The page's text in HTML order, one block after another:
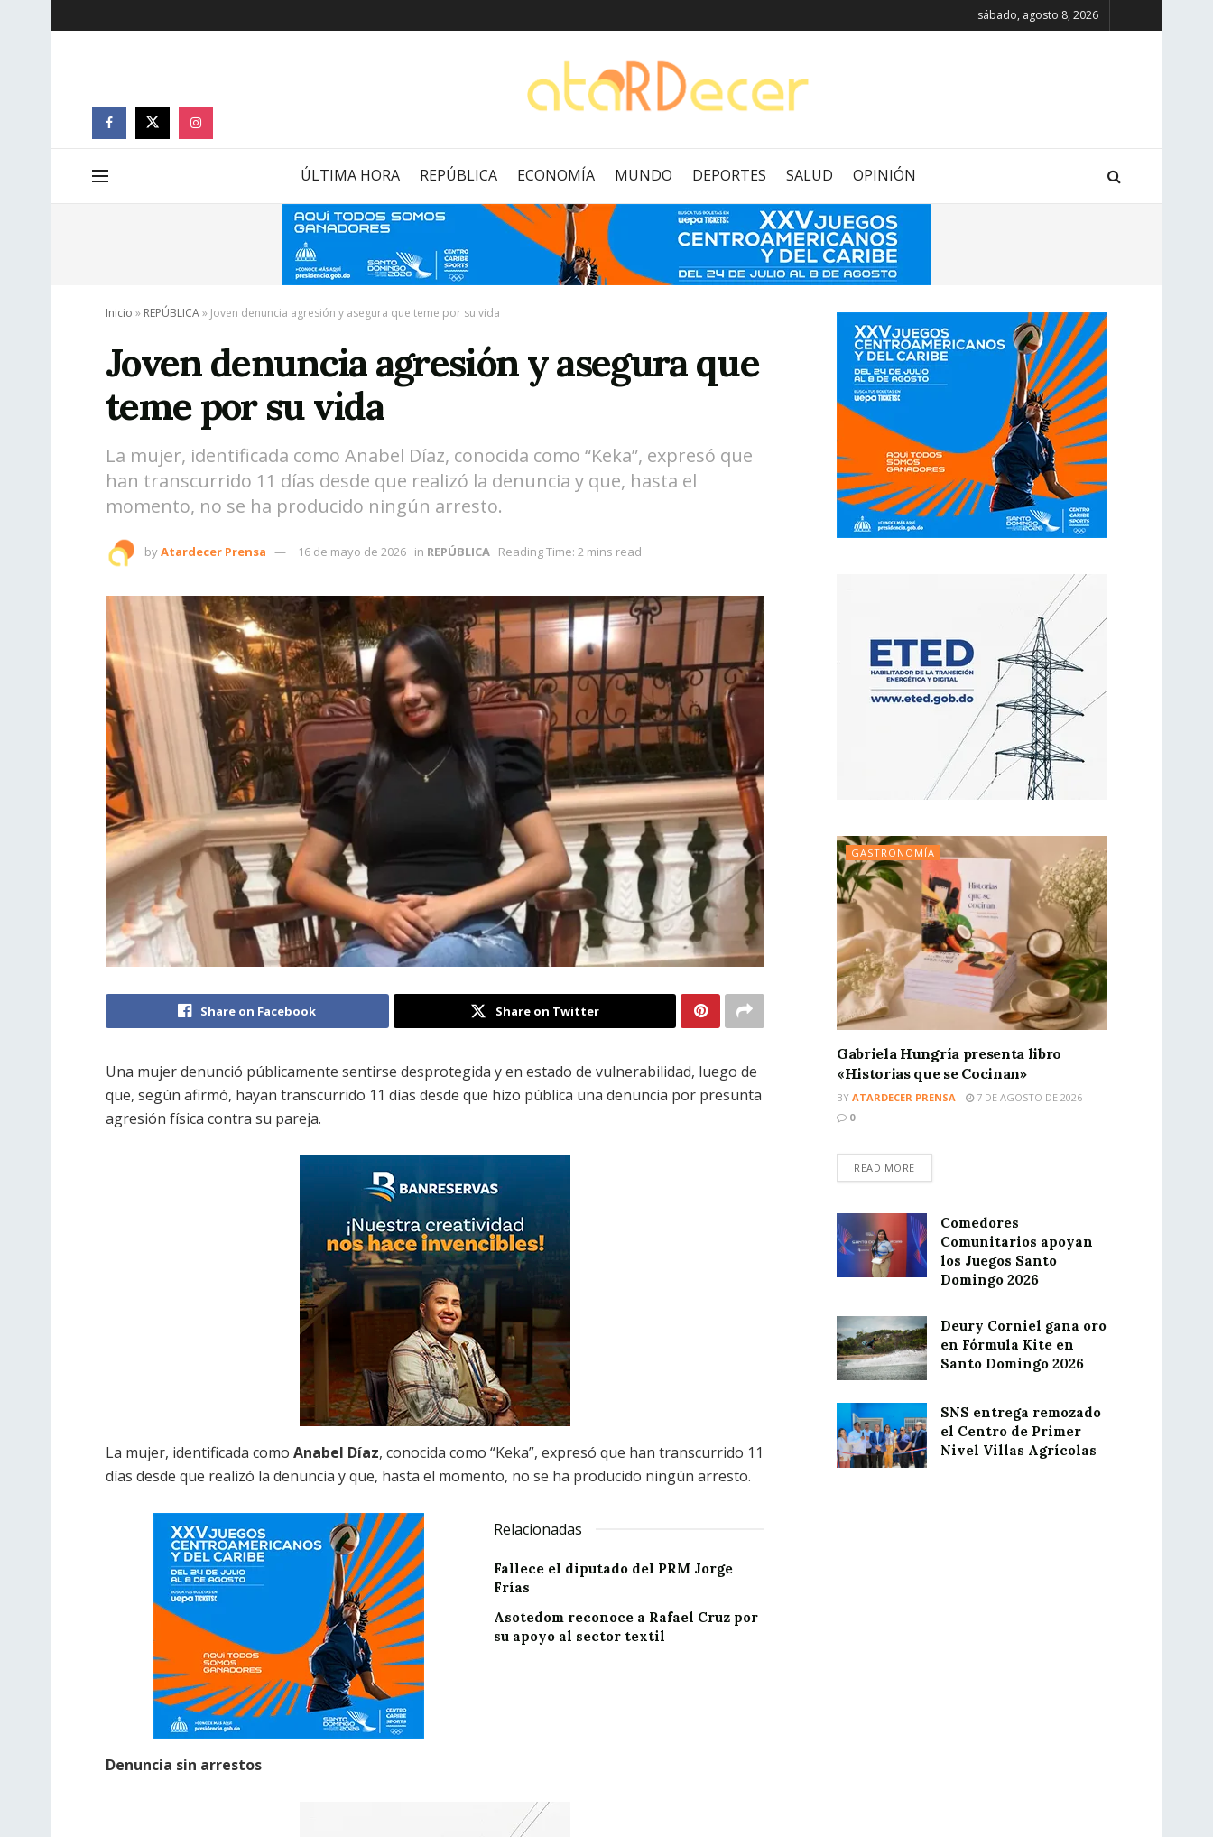
sábado, agosto 8, 2026
ÚLTIMA HORA REPÚBLICA ECONOMÍA MUNDO DEPORTES SALUD OPINIÓN
Inicio » REPÚBLICA» Joven denuncia agresión y asegura que teme por su vida
Joven denuncia agresión y asegura que
teme por su vida
La mujer, identificada como Anabel Díaz, conocida como “Keka”, expresó que
han transcurrido 11 días desde que realizó la denuncia y que, hasta el
momento, no se ha producido ningún arresto.
byAtardecer Prensa 16 de mayo de 2026 in REPÚBLICA Reading Time: 2 mins read
Share on Facebook Share on Twitter
Una mujer denunció públicamente sentirse desprotegida y en estado de vulnerabilidad, luego de
que, según afirmó, hayan transcurrido 11 días desde que hizo pública una denuncia por presunta
agresión física contra su pareja.
La mujer, identificada como Anabel Díaz, conocida como “Keka”, expresó que han transcurrido 11
días desde que realizó la denuncia y que, hasta el momento, no se ha producido ningún arresto.
Relacionadas
Fallece el diputado del PRM Jorge
Frías
Asotedom reconoce a Rafael Cruz por
su apoyo al sector textil
Denuncia sin arrestos
GASTRONOMÍA
Gabriela Hungría presenta libro
«Historias que se Cocinan»
BY ATARDECER PRENSA
7 DE AGOSTO DE 2026
0
READ MORE
Comedores
Comunitarios apoyan
los Juegos Santo
Domingo 2026
Deury Corniel gana oro
en Fórmula Kite en
Santo Domingo 2026
SNS entrega remozado
el Centro de Primer
Nivel Villas Agrícolas